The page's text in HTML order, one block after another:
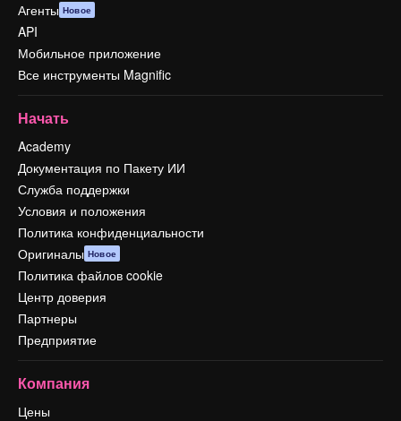
Агенты Новое
API
Мобильное приложение
Все инструменты Magnific
Начать
Academy
Документация по Пакету ИИ
Служба поддержки
Условия и положения
Политика конфиденциальности
Оригиналы Новое
Политика файлов cookie
Центр доверия
Партнеры
Предприятие
Компания
Цены